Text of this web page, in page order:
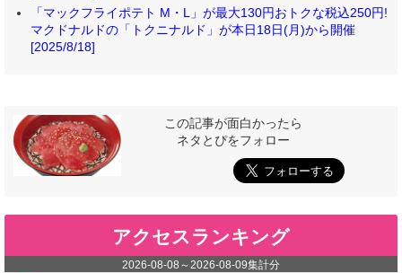
「マックフライポテト M・L」が最大130円おトクな税込250円!
マクドナルドの「トクニナルド」が本日18日(月)から開催
[2025/8/18]
この記事が面白かったら
ネタとぴをフォロー
アクセスランキング
2026-08-08 ～2026-08-09集計分